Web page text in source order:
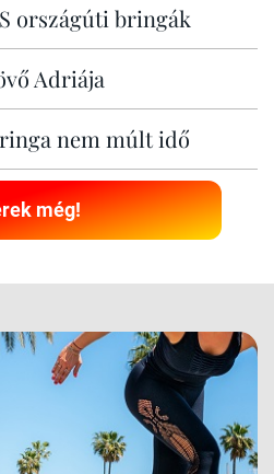
országúti bringák
Adriája
nem múlt idő
még!